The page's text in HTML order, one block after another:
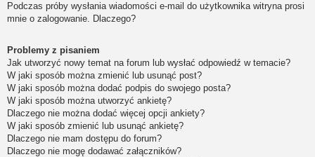
Podczas próby wysłania wiadomości e-mail do użytkownika witryna prosi
mnie o zalogowanie. Dlaczego?
Problemy z pisaniem
Jak utworzyć nowy temat na forum lub wysłać odpowiedź w temacie?
W jaki sposób można zmienić lub usunąć post?
W jaki sposób można dodać podpis do swojego posta?
W jaki sposób można utworzyć ankietę?
Dlaczego nie można dodać więcej opcji ankiety?
W jaki sposób zmienić lub usunąć ankietę?
Dlaczego nie mam dostępu do forum?
Dlaczego nie mogę dodawać załączników?